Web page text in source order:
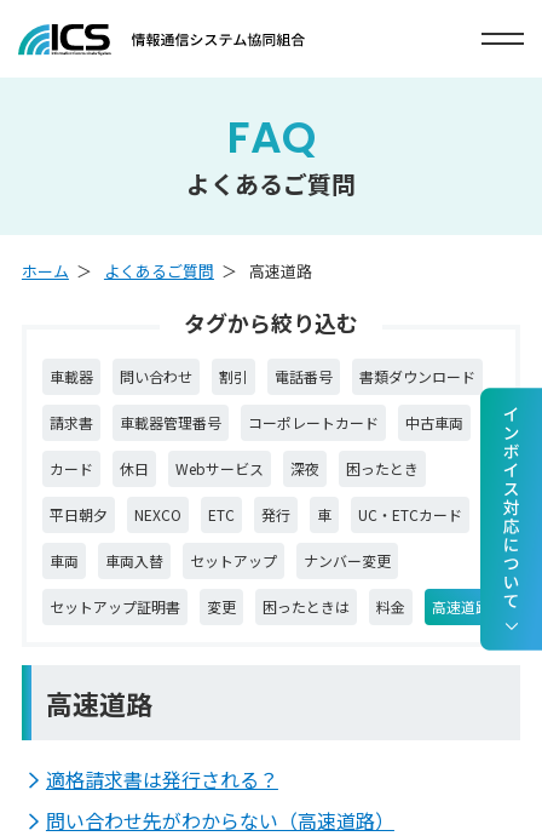
FAQ
よくあるご質問
ホーム よくあるご質問 高速道路
タグから絞り込む
車載器 問い合わせ 割引 電話番号 書類ダウンロード
請求書 車載器管理番号 コーポレートカード 中古車両
カード 休日 Webサービス 深夜 困ったとき
平日朝夕 NEXCO ETC 発行 車 UC・ETCカード
車両 車両入替 セットアップ ナンバー変更
セットアップ証明書 変更 困ったときは 料金 高速道路
高速道路
適格請求書は発行される？
問い合わせ先がわからない（高速道路）